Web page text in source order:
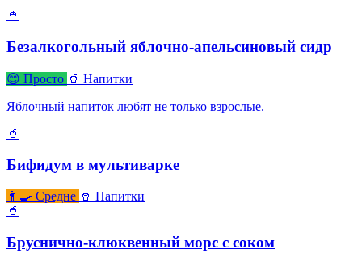
🥤
Безалкогольный яблочно-апельсиновый сидр
😊 Просто 🥤 Напитки
Яблочный напиток любят не только взрослые.
🥤
Бифидум в мультиварке
👨‍🍳 Средне 🥤 Напитки
🥤
Бруснично-клюквенный морс с соком